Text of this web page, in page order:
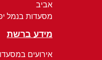
אביב
מסעדות בנמל
מידע ברשת
אירועים